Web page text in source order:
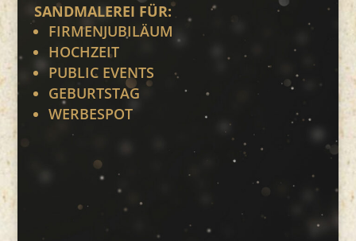
SANDMALEREI FÜR:
FIRMENJUBILÄUM
HOCHZEIT
PUBLIC EVENTS
GEBURTSTAG
WERBESPOT